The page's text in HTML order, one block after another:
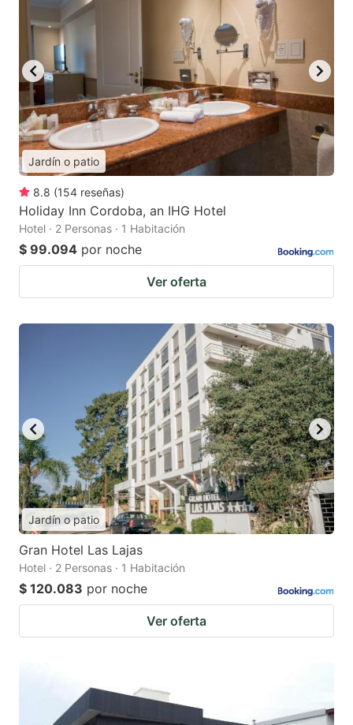
Jardín o patio
8.8 (154 reseñas)
Holiday Inn Cordoba, an IHG Hotel
Hotel · 2 Personas · 1 Habitación
$ 99.094 por noche
Ver oferta
Jardín o patio
Gran Hotel Las Lajas
Hotel · 2 Personas · 1 Habitación
$ 120.083 por noche
Ver oferta